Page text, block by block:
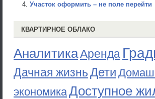
Участок оформить – не поле перейти
КВАРТИРНОЕ ОБЛАКО
АналитикаАренда
Дачная жизньДети
экономикаДоступное